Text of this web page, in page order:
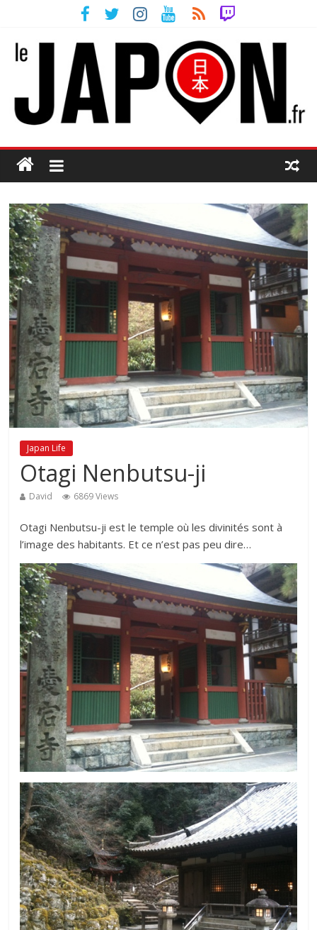
Japan Life
Otagi Nenbutsu-ji
David 6869 Views
Otagi Nenbutsu-ji est le temple où les divinités sont à
l’image des habitants. Et ce n’est pas peu dire…